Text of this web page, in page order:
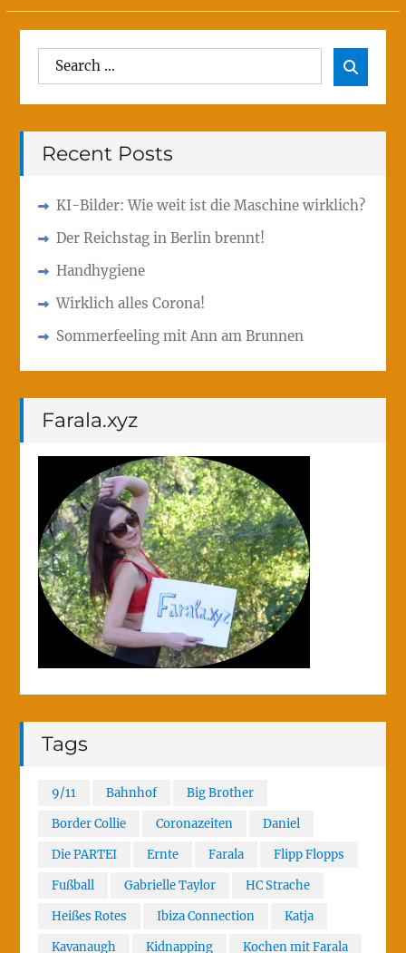
Search
for:

Recent Posts
KI-Bilder: Wie weit ist die Maschine wirklich?
Der Reichstag in Berlin brennt!
Handhygiene
Wirklich alles Corona!
Sommerfeeling mit Ann am Brunnen
Farala.xyz
Tags
9/11 Bahnhof
Big Brother
Border Collie
Coronazeiten
Daniel
Die PARTEI
Ernte Farala
Flipp Flopps
Fußball
Gabrielle Taylor
HC Strache
Heißes Rotes
Ibiza Connection
Katja
Kavanaugh
Kidnapping Kochen mit Farala